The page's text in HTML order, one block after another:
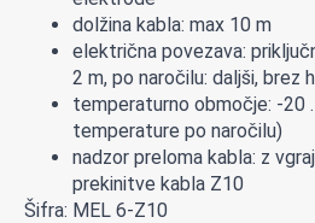
dolžina kabla: max 10 m
električna povezava:
2 m, po naročilu: daljši, brez
temperaturno območje: -20
temperature po naročilu)
nadzor preloma kabla: z
prekinitve kabla Z10
Šifra: MEL 6-Z10